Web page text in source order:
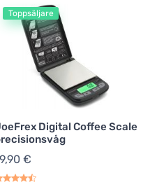
Toppsäljare
Digital Coffee Scale
€